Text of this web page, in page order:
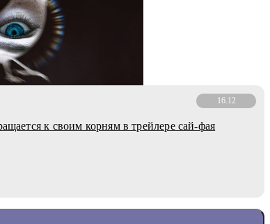
16.12
к своим корням в трейлере сай-фая